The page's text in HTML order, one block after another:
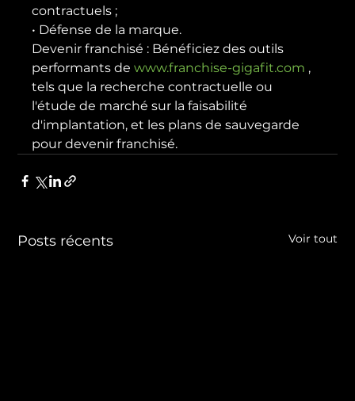
contractuels ;
• Défense de la marque.
Devenir franchisé : Bénéficiez des outils
performants de www.franchise-gigafit.com ,
tels que la recherche contractuelle ou
l'étude de marché sur la faisabilité
d'implantation, et les plans de sauvegarde
pour devenir franchisé.
Posts récents Voir tout